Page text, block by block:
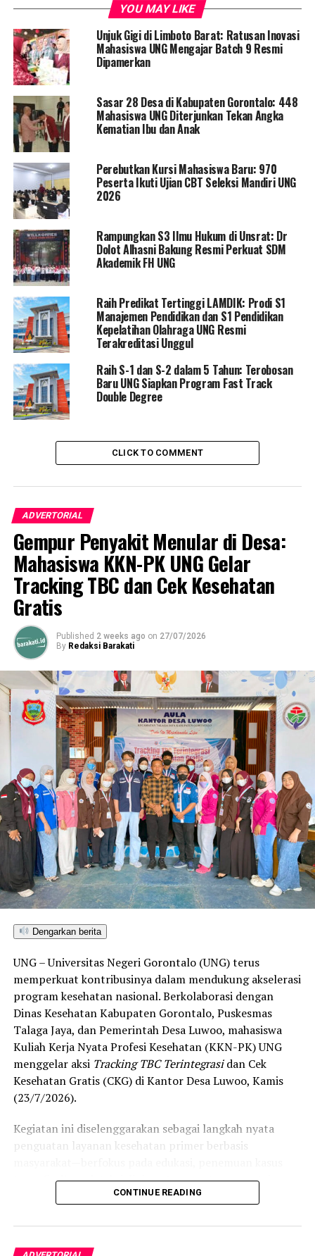
SNMPTN 2022 khususnya yang diterima masuk ke UNG.
Keberhasilan lulus dan diterima masuk ke UNG
merupakan kesempatan besar yang harus dimanfaatkan
dengan sebaik-baiknya, terlebih saingan yang mendaftar
masuk UNG pada SNMPTN tujuh ribuan pendaftar.
“Tahun ini peminat masuk UNG mencapai 7.232
pendaftar baik itu untuk pendaftaran pilihan pertama
maupun kedua jalur SNMPTN. Dari keseluruhan
dan memenuhi standar penilaian oleh LTMPT untuk
masuk ke UNG,” ungkap Rektor.
Bagi pendaftar yang dinyatakan lulus masuk UNG,
Rektor meminta untuk dapat segera mengikuti tahapan
pendaftaran ulang sebagai persyaratan untuk masuk
sebagai mahasiswa baru UNG tahun 2022. Dalam
tahapan pendaftaran ulang tersebut, peserta diwajibkan
melengkapi biodata dengan mengunggah sejumlah
dokumen melalui laman www.siat.ung.ac.id atau
www.pmb.ung.ac.id.
“Tahapan pendaftaran ulang dimulai sejak tanggal 4
sampai dengan tanggal 6 April 2022. Untuk segera
lengkapi dokumen persyaratan dan melakukan
pendaftaran kembali sebelum batas waktu ditentukan,”
pungkasnya.
Sekda Gorut Pimpin Operasi Pasar di Moluo
DON'T MISS
MTQ X Tingkat Kabupaten Pohuwato Resmi Dimulai
YOU MAY LIKE
Unjuk Gigi di Limboto Barat: Ratusan Inovasi
Mahasiswa UNG Mengajar Batch 9 Resmi
Dipamerkan
Sasar 28 Desa di Kabupaten Gorontalo: 448
Mahasiswa UNG Diterjunkan Tekan Angka
Kematian Ibu dan Anak
Perebutkan Kursi Mahasiswa Baru: 970
Peserta Ikuti Ujian CBT Seleksi Mandiri UNG
2026
Rampungkan S3 Ilmu Hukum di Unsrat: Dr
Dolot Alhasni Bakung Resmi Perkuat SDM
Akademik FH UNG
Raih Predikat Tertinggi LAMDIK: Prodi S1
Manajemen Pendidikan dan S1 Pendidikan
Kepelatihan Olahraga UNG Resmi
Terakreditasi Unggul
Raih S-1 dan S-2 dalam 5 Tahun: Terobosan
Baru UNG Siapkan Program Fast Track
Double Degree
CLICK TO COMMENT
ADVERTORIAL
Gempur Penyakit Menular di Desa:
Mahasiswa KKN-PK UNG Gelar
Tracking TBC dan Cek Kesehatan
Gratis
Published 2 weeks ago on 27/07/2026
By Redaksi Barakati
Dengarkan berita
UNG – Universitas Negeri Gorontalo (UNG) terus
memperkuat kontribusinya dalam mendukung akselerasi
program kesehatan nasional. Berkolaborasi dengan
Dinas Kesehatan Kabupaten Gorontalo, Puskesmas
Talaga Jaya, dan Pemerintah Desa Luwoo, mahasiswa
Kuliah Kerja Nyata Profesi Kesehatan (KKN-PK) UNG
menggelar aksi Tracking TBC Terintegrasidan Cek
Kesehatan Gratis (CKG) di Kantor Desa Luwoo, Kamis
(23/7/2026).
Kegiatan ini diselenggarakan sebagai langkah nyata
penguatan layanan kesehatan primer berbasis
case finding), deteksi dini, serta pemutusan rantai
penularan tuberkulosis (TBC) yang masih menjadi salah
Pelaksanaan program ini didampingi secara langsung
CONTINUE READING